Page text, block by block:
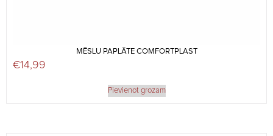
MĒSLU PAPLĀTE COMFORTPLAST
€14,99
Pievienot grozam